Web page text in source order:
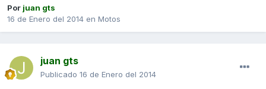
Por juan gts
16 de Enero del 2014 en Motos
juan gts
Publicado 16 de Enero del 2014